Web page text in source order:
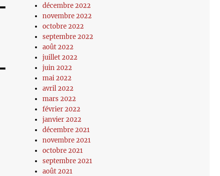
décembre 2022
novembre 2022
octobre 2022
septembre 2022
août 2022
juillet 2022
juin 2022
mai 2022
avril 2022
mars 2022
février 2022
janvier 2022
décembre 2021
novembre 2021
octobre 2021
septembre 2021
août 2021